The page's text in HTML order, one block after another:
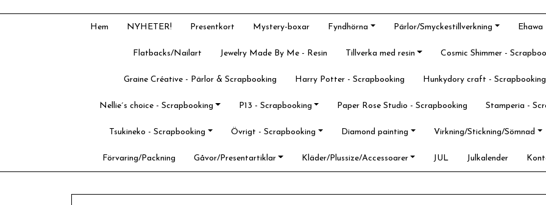
Hem NYHETER! Presentkort Mystery-boxar Fyndhörna Pärlor/Smyckestillverkning Ehawa
Flatbacks/Nailart Jewelry Made By Me - Resin Tillverka med resin Cosmic Shimmer -
Graine Créative - Pärlor & Scrapbooking Harry Potter - Scrapbooking Hunkydory craft - Scrapbooking
Nellie´s choice - Scrapbooking P13 - Scrapbooking Paper Rose Studio - Scrapbooking Stamperia -
Tsukineko - Scrapbooking Övrigt - Scrapbooking Diamond painting Virkning/Stickning/Sömnad
Förvaring/Packning Gåvor/Presentartiklar Kläder/Plussize/Accessoarer JUL Julkalender